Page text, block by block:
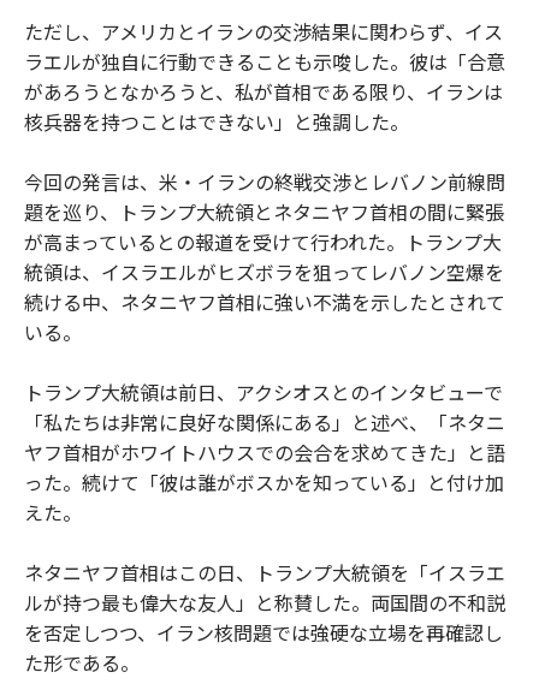
ただし、アメリカとイランの交渉結果に関わらず、イス
ラエルが独自に行動できることも示唆した。彼は「合意
があろうとなかろうと、私が首相である限り、イランは
核兵器を持つことはできない」と強調した。
今回の発言は、米・イランの終戦交渉とレバノン前線問
題を巡り、トランプ大統領とネタニヤフ首相の間に緊張
が高まっているとの報道を受けて行われた。トランプ大
統領は、イスラエルがヒズボラを狙ってレバノン空爆を
続ける中、ネタニヤフ首相に強い不満を示したとされて
いる。
トランプ大統領は前日、アクシオスとのインタビューで
「私たちは非常に良好な関係にある」と述べ、「ネタニ
ヤフ首相がホワイトハウスでの会合を求めてきた」と語
った。続けて「彼は誰がボスかを知っている」と付け加
えた。
ネタニヤフ首相はこの日、トランプ大統領を「イスラエ
ルが持つ最も偉大な友人」と称賛した。両国間の不和説
を否定しつつ、イラン核問題では強硬な立場を再確認し
た形である。